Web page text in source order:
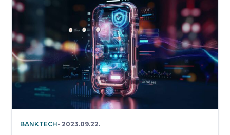
BANKTECH 2023.09.22.